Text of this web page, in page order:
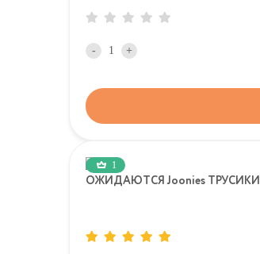
- +
1
ОЖИДАЮТСЯ Joonies ТРУСИКИ, L